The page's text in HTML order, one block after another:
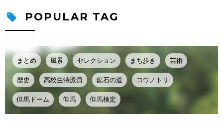
POPULAR TAG
まとめ 風景 セレクション まち歩き 芸術
歴史 高校生特派員 鉱石の道 コウノトリ
但馬ドーム 但馬 但馬検定